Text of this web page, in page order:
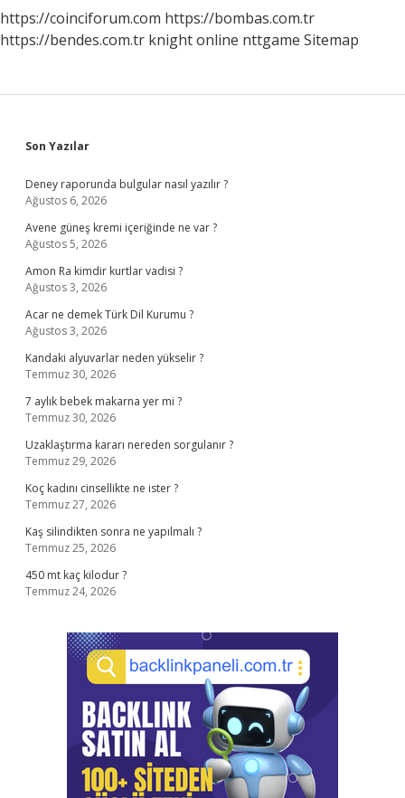
https://coinciforum.com https://bombas.com.tr
https://bendes.com.tr knight online nttgame Sitemap
Sidebar
Son Yazılar
Deney raporunda bulgular nasıl yazılır ?
Ağustos 6, 2026
Avene güneş kremi içeriğinde ne var ?
Ağustos 5, 2026
Amon Ra kimdir kurtlar vadisi ?
Ağustos 3, 2026
Acar ne demek Türk Dil Kurumu ?
Ağustos 3, 2026
Kandaki alyuvarlar neden yükselir ?
Temmuz 30, 2026
7 aylık bebek makarna yer mi ?
Temmuz 30, 2026
Uzaklaştırma kararı nereden sorgulanır ?
Temmuz 29, 2026
Koç kadını cinsellikte ne ister ?
Temmuz 27, 2026
Kaş silindikten sonra ne yapılmalı ?
Temmuz 25, 2026
450 mt kaç kilodur ?
Temmuz 24, 2026